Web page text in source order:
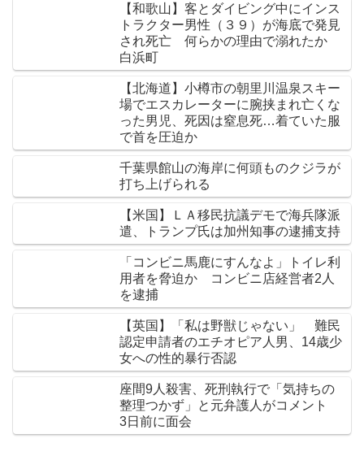
【和歌山】客とダイビング中にインス
トラクター男性（３９）が海底で発見
され死亡 何らかの理由で溺れたか
白浜町
【北海道】小樽市の朝里川温泉スキー
場でエスカレーターに腕挟まれ亡くな
った男児、死因は窒息死…着ていた服
で首を圧迫か
千葉県館山の海岸に何頭ものクジラが
打ち上げられる
【米国】ＬＡ移民抗議デモで海兵隊派
遣、トランプ氏は加州知事の逮捕支持
「コンビニ馬鹿にすんなよ」トイレ利
用者を脅迫か コンビニ店経営者2人
を逮捕
【英国】「私は野獣じゃない」 難民
認定申請者のエチオピア人男、14歳少
女への性的暴行否認
座間9人殺害、死刑執行で「気持ちの
整理つかず」と元弁護人がコメント
3日前に面会